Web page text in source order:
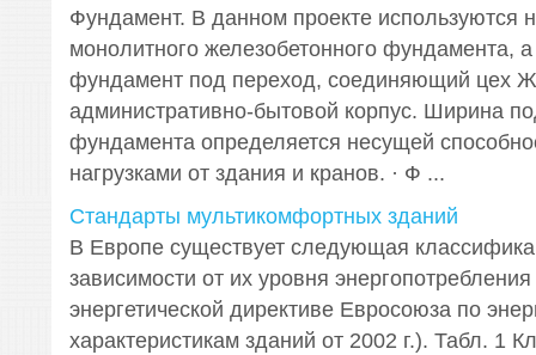
Фундамент. В данном проекте используются
монолитного железобетонного фундамента,
фундамент под переход, соединяющий цех
административно-бытовой корпус. Ширина
фундамента определяется несущей
нагрузками от здания и кранов. · Ф ...
Стандарты мультикомфортных зданий
В Европе существует следующая
зависимости от их уровня
энергетической директиве Евросоюза по
характеристикам зданий от 2002 г.). Табл. 1